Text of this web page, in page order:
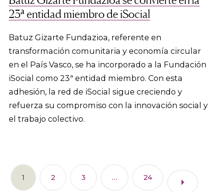
23ª entidad miembro de iSocial
Batuz Gizarte Fundazioa, referente en
transformación comunitaria y economía circular
en el País Vasco, se ha incorporado a la Fundación
iSocial como 23ª entidad miembro. Con esta
adhesión, la red de iSocial sigue creciendo y
refuerza su compromiso con la innovación social y
el trabajo colectivo.
1 2 3 … 24